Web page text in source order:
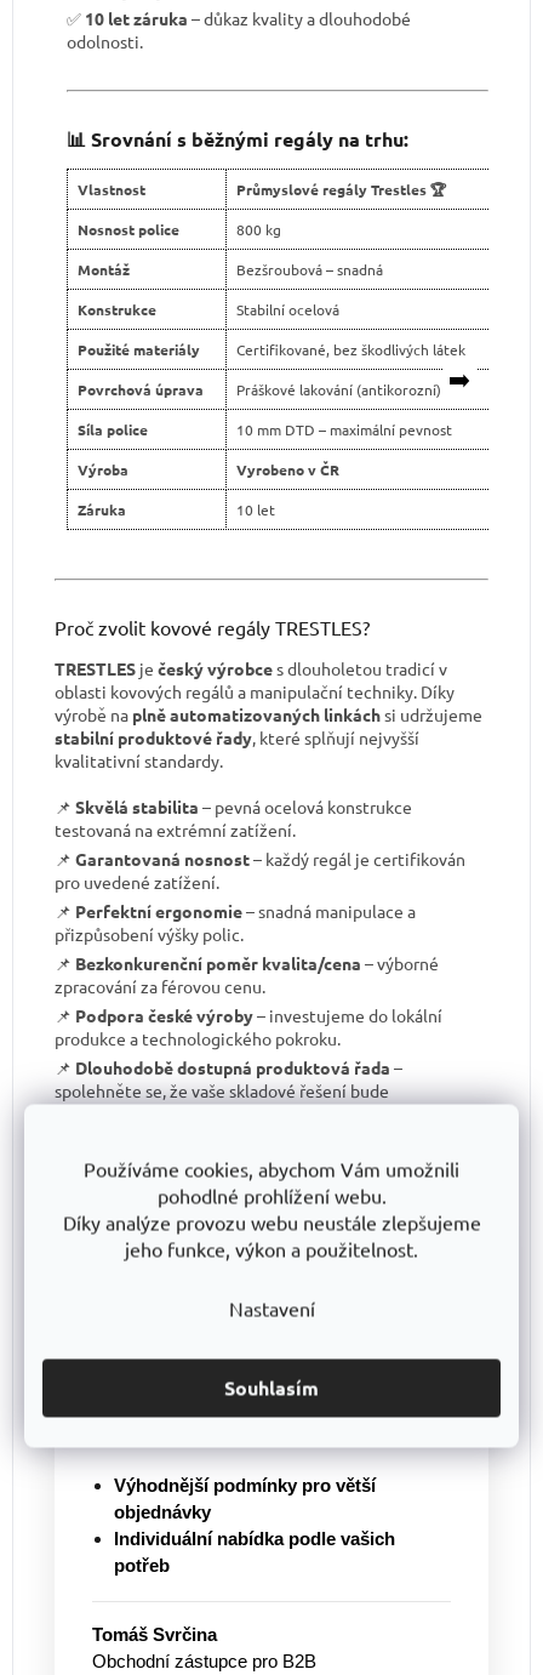
Používáme cookies, abychom Vám umožnili
pohodlné prohlížení webu.
Díky analýze provozu webu neustále zlepšujeme
jeho funkce, výkon a použitelnost.
Nastavení
Souhlasím
✅ 10 let záruka – důkaz kvality a dlouhodobé
odolnosti.
📊 Srovnání s běžnými regály na trhu:
➡️
Vlastnost Průmyslové regály Trestles 🏆
Nosnost police 800 kg
Montáž Bezšroubová – snadná
Konstrukce Stabilní ocelová
Použité materiály Certifikované, bez škodlivých látek
Povrchová úprava Práškové lakování (antikorozní)
Síla police 10 mm DTD – maximální pevnost
Výroba Vyrobeno v ČR
Záruka 10 let
Proč zvolit kovové regály TRESTLES?
TRESTLES je český výrobces dlouholetou tradicí v
oblasti kovových regálů a manipulační techniky. Díky
výrobě na plně automatizovaných linkáchsi udržujeme
stabilní produktové řady, které splňují nejvyšší
kvalitativní standardy.
📌 Skvělá stabilita – pevná ocelová konstrukce
testovaná na extrémní zatížení.
📌 Garantovaná nosnost– každý regál je certifikován
pro uvedené zatížení.
📌 Perfektní ergonomie– snadná manipulace a
přizpůsobení výšky polic.
📌 Bezkonkurenční poměr kvalita/cena – výborné
zpracování za férovou cenu.
📌 Podpora české výroby– investujeme do lokální
produkce a technologického pokroku.
📌 Dlouhodobě dostupná produktová řada –
spolehněte se, že vaše skladové řešení bude
záruku kvality a dlouhodobé dostupnosti produktů
Nakupujete pro firmu nebo
Pro větší objednávky vám připravíme
s výběrem vhodného řešení. Nabízíme
regály vlastní výrobyTRESTLES
Výhodnější podmínky pro větší
objednávky
Individuální nabídka podle vašich
potřeb
Tomáš Svrčina
Obchodní zástupce pro B2B